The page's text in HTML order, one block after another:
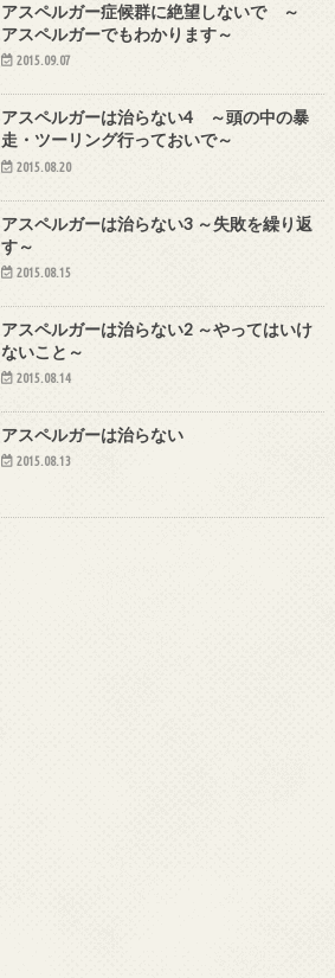
アスペルガー症候群に絶望しないで ～
アスペルガーでもわかります～
2015.09.07
アスペルガーは治らない4 ～頭の中の暴
走・ツーリング行っておいで～
2015.08.20
アスペルガーは治らない3 ～失敗を繰り返
す～
2015.08.15
アスペルガーは治らない2 ～やってはいけ
ないこと～
2015.08.14
アスペルガーは治らない
2015.08.13